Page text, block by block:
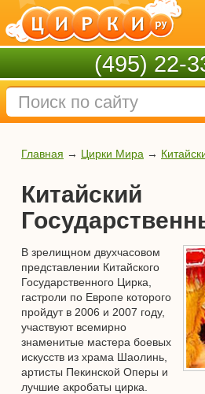
(495) 22-
Главная → Цирки Мира →
Китайский
В зрелищном двухчасовом
представлении Китайского
Государственного Цирка,
гастроли по Европе которого
пройдут в 2006 и 2007 году,
участвуют всемирно
знаменитые мастера боевых
искусств из храма Шаолинь,
артисты Пекинской Оперы и
лучшие акробаты цирка.